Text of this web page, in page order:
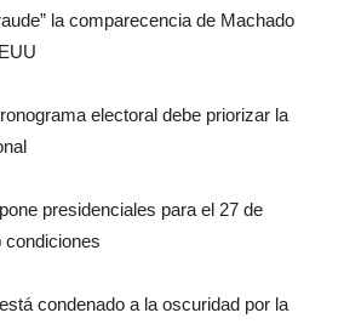
la comparecencia de Machado
electoral debe priorizar la
presidenciales para el 27 de
condiciones
condenado a la oscuridad por la